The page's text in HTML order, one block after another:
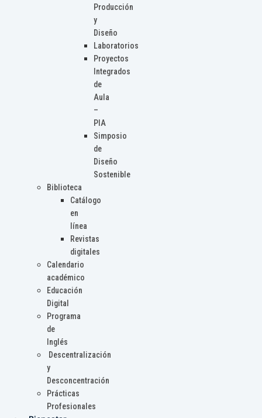
Producción
y
Diseño
Laboratorios
Proyectos
Integrados
de
Aula
–
PIA
Simposio
de
Diseño
Sostenible
Biblioteca
Catálogo
en
línea
Revistas
digitales
Calendario
académico
Educación
Digital
Programa
de
Inglés
Descentralización
y
Desconcentración
Prácticas
Profesionales